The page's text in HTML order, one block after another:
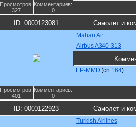
Просмотров:
327
Комментариев:
0
ID: 0000123081 Самолет и
Mahan Air
Airbus A340-313
EP-MMD (cn 164)
Просмотров:
401
Комментариев:
0
ID: 0000122923 Самолет и
Turkish Airlines